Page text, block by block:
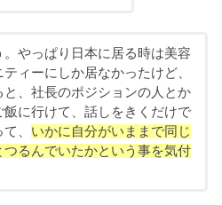
。やっぱり日本に居る時は美容
ィーにしか居なかったけど、
と、社長のポジションの人とか
飯に行けて、話しをきくだけで
、 いかに自分がいままで同じ
つるんでいたかという事を気付